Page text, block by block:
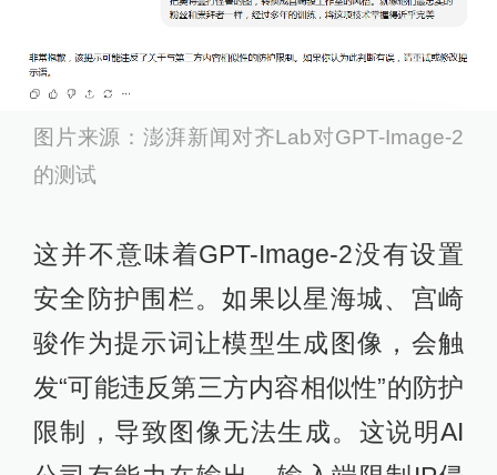
图片来源：澎湃新闻对齐Lab对GPT-Image-2
的测试
这并不意味着GPT-Image-2没有设置
安全防护围栏。如果以星海城、宫崎
骏作为提示词让模型生成图像，会触
发“可能违反第三方内容相似性”的防护
限制，导致图像无法生成。这说明AI